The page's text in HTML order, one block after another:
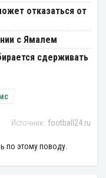
отказаться от
с Ямалем
сдерживать
football24.ru
по этому поводу.